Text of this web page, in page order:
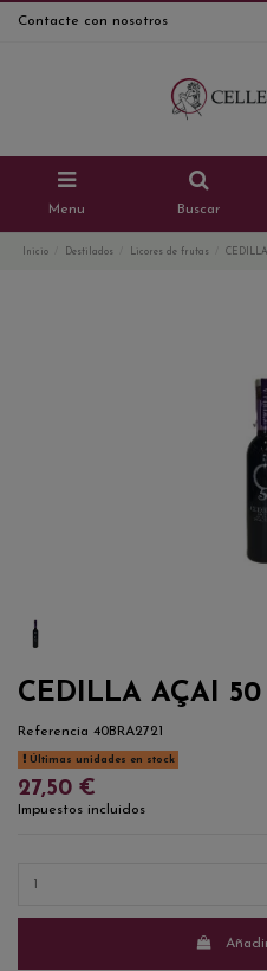
Contacte con nosotros
Menu Buscar
Inicio Destilados Licores de frutas
CEDILLA AÇAI 50
Referencia 40BRA2721
Últimas unidades en stock
27,50 €
Impuestos incluidos